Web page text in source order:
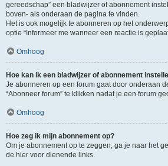
gereedschap” een bladwijzer of abonnement
boven- als onderaan de pagina te vinden.
Het is ook mogelijk te abonneren op het
optie “Informeer me wanneer een reactie is
Omhoog
Hoe kan ik een bladwijzer of abonnement
Je abonneren op een forum gaat door onderaan
“Abonneer forum” te klikken nadat je een forum
Omhoog
Hoe zeg ik mijn abonnement op?
Om je abonnement op te zeggen, ga je naar het
de hier voor dienende links.